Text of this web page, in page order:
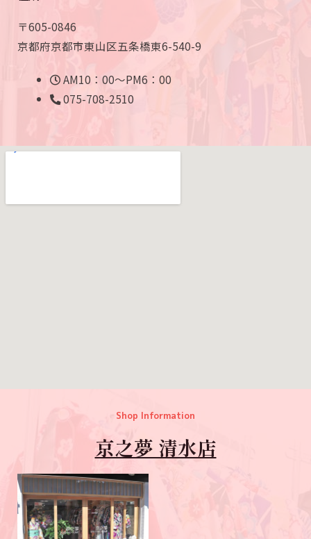
〒605-0846
京都府京都市東山区五条橋東6-540-9
AM10：00～PM6：00
075-708-2510
Shop Information
京之夢 清水店